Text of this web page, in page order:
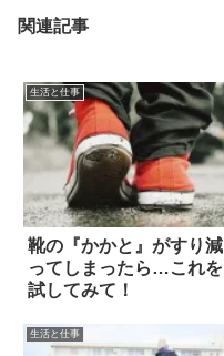
関連記事
生活と仕事
靴の『かかと』がすり減
ってしまったら…これを
試してみて！
生活と仕事